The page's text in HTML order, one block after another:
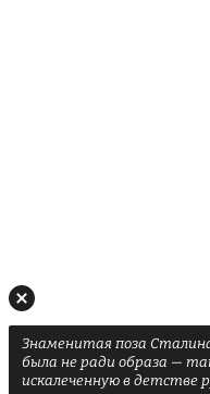
Знаменитая поза
была не ради образа —
искалеченную в детстве